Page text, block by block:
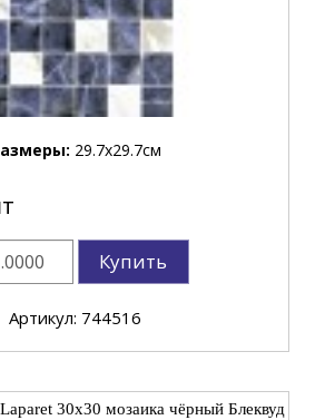
29.7x29.7см
Купить
Артикул: 744516
30x30 мозаика чёрный Блеквуд